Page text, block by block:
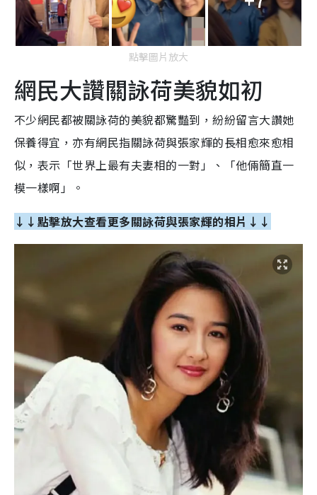
點擊圖片放大
網民大讚關詠荷美貌如初
不少網民都被關詠荷的美貌都驚豔到，紛紛留言大讚她
保養得宜，亦有網民指關詠荷與張家輝的長相愈來愈相
似，表示「世界上最有夫妻相的一對」、「他倆簡直一
模一樣啊」。
↓↓點擊放大查看更多關詠荷與張家輝的相片↓↓